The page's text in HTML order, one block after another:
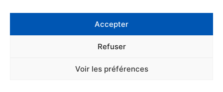
Accepter
Refuser
Voir les préférences